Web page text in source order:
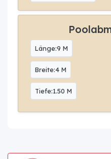
Länge:9 M
Breite:4 M
Tiefe:1.50 M